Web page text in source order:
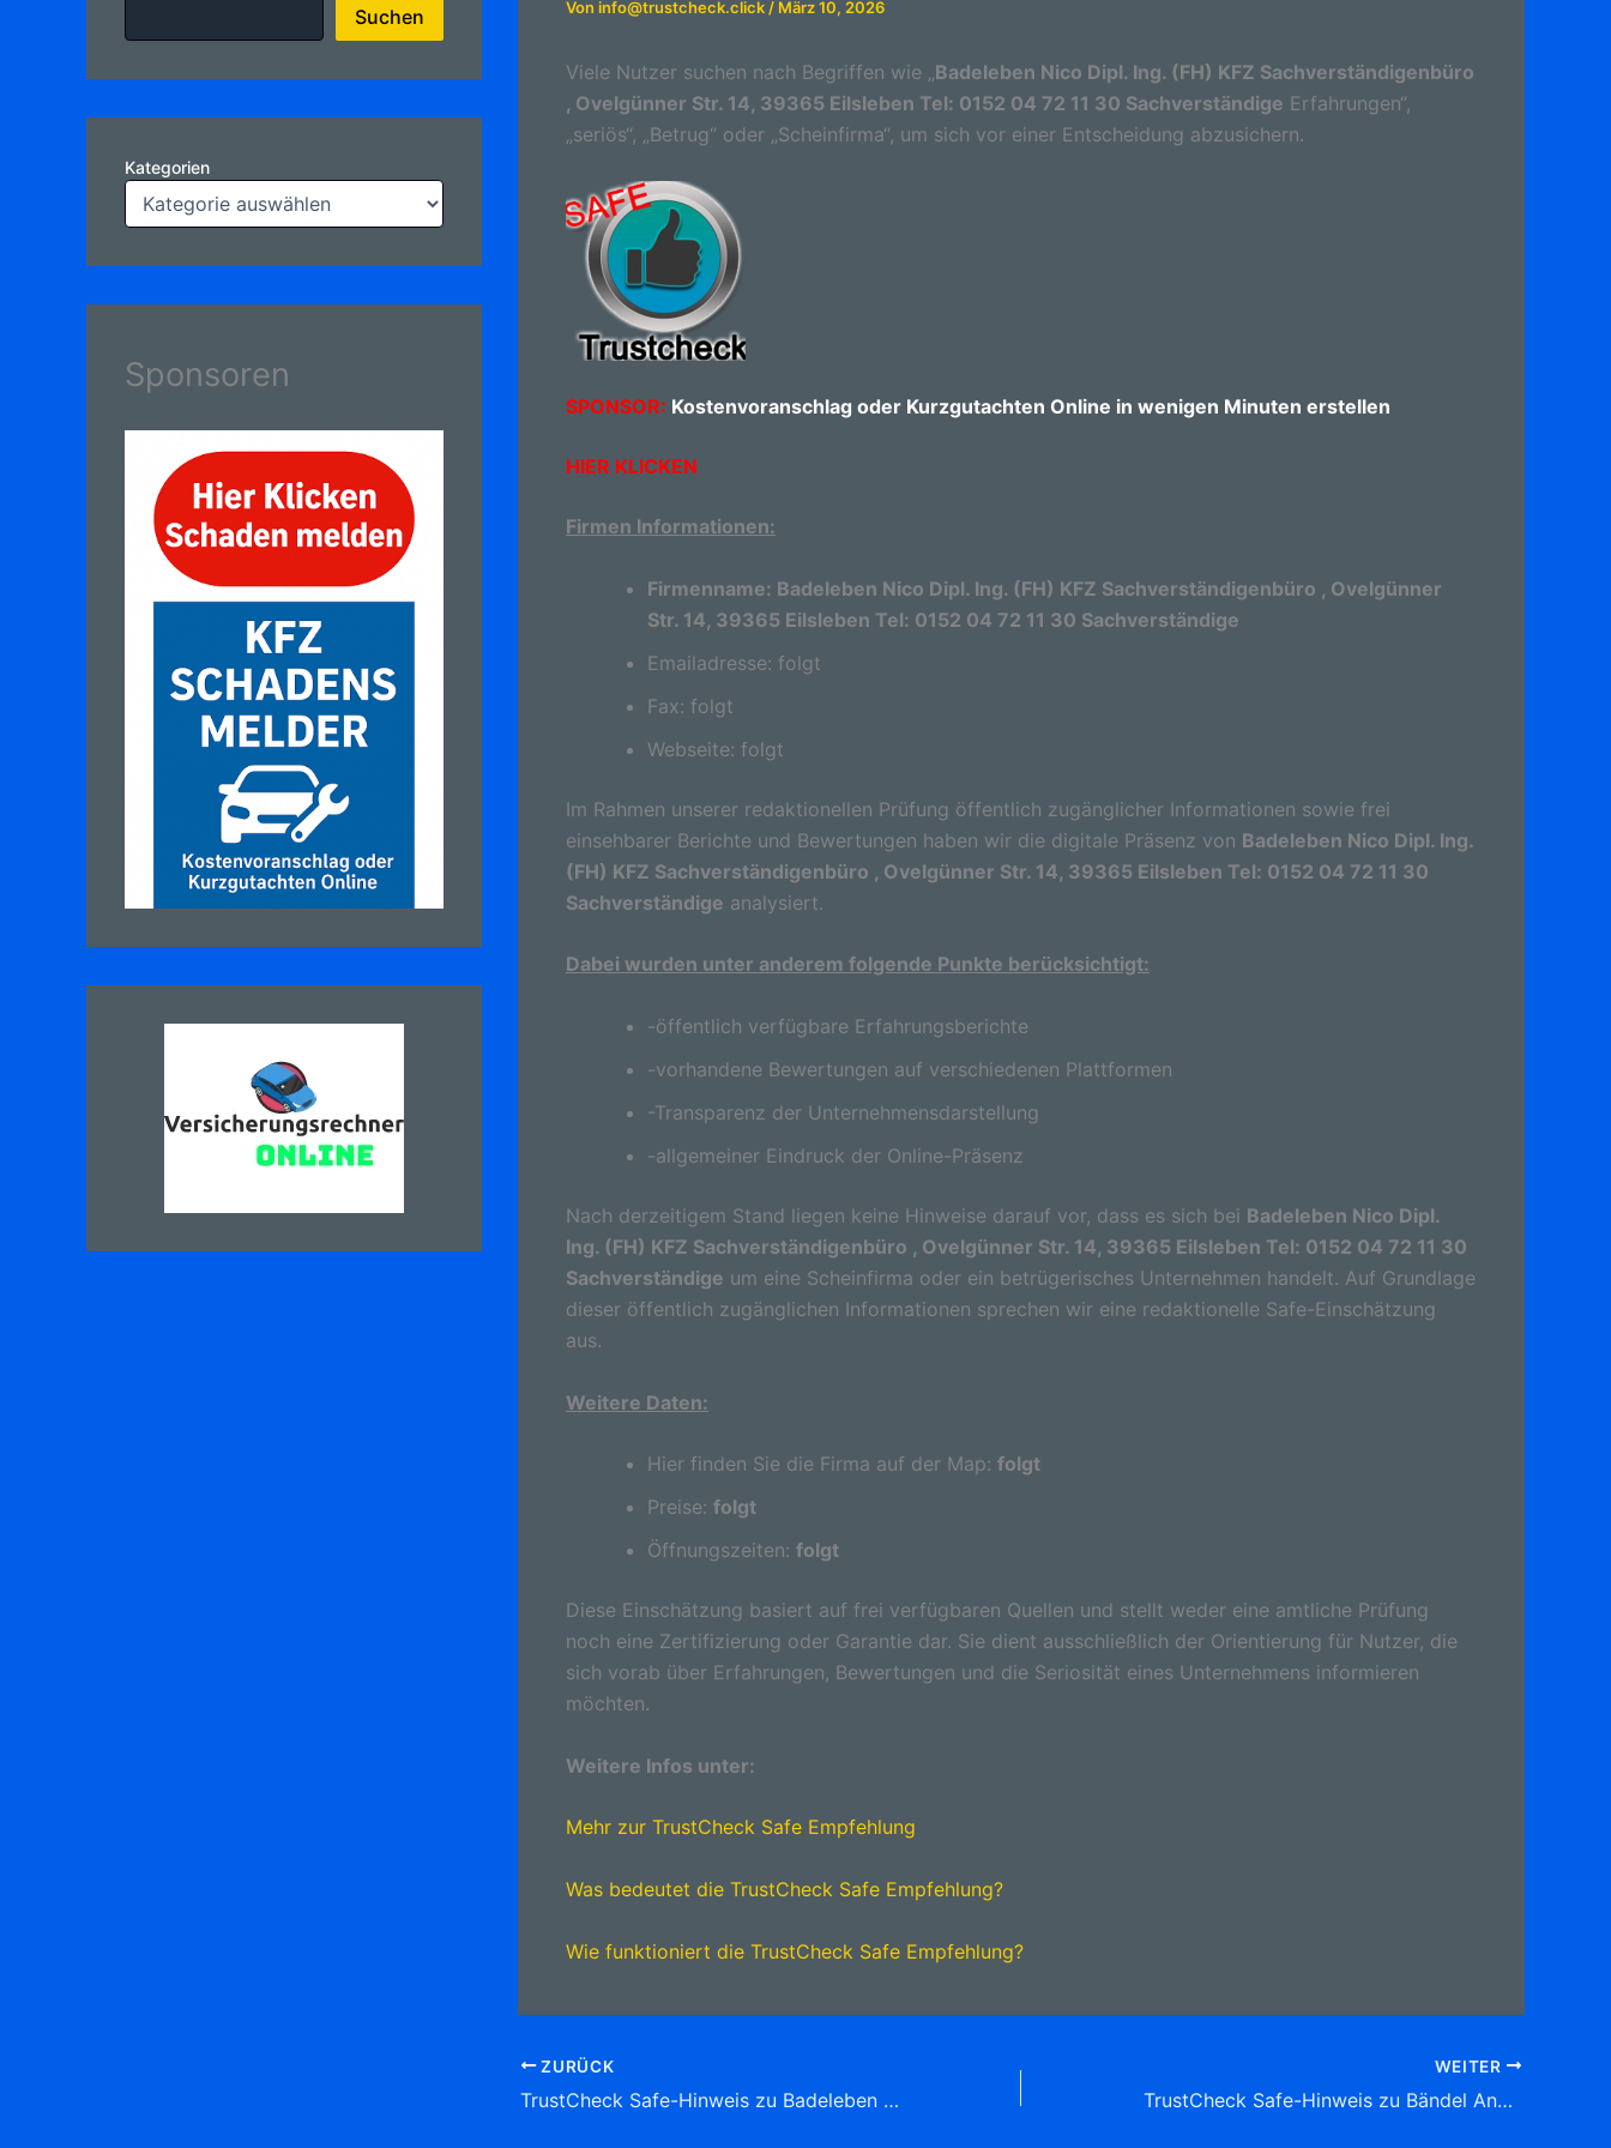
Suchen
Kategorien
Sponsoren
Von info@trustcheck.click / März 10, 2026
Viele Nutzer suchen nach Begriffen wie „Badeleben Nico Dipl. Ing. (FH) KFZ Sachverständigenbüro
, Ovelgünner Str. 14, 39365 Eilsleben Tel: 0152 04 72 11 30 Sachverständige Erfahrungen“,
„seriös“, „Betrug“ oder „Scheinfirma“, um sich vor einer Entscheidung abzusichern.
SPONSOR: Kostenvoranschlag oder Kurzgutachten Online in wenigen Minuten erstellen
HIER KLICKEN
Firmen Informationen:
Firmenname: Badeleben Nico Dipl. Ing. (FH) KFZ Sachverständigenbüro , Ovelgünner
Str. 14, 39365 Eilsleben Tel: 0152 04 72 11 30 Sachverständige
Emailadresse: folgt
Fax: folgt
Webseite: folgt
Im Rahmen unserer redaktionellen Prüfung öffentlich zugänglicher Informationen sowie frei
einsehbarer Berichte und Bewertungen haben wir die digitale Präsenz von Badeleben Nico Dipl. Ing.
(FH) KFZ Sachverständigenbüro , Ovelgünner Str. 14, 39365 Eilsleben Tel: 0152 04 72 11 30
Sachverständige analysiert.
Dabei wurden unter anderem folgende Punkte berücksichtigt:
-öffentlich verfügbare Erfahrungsberichte
-vorhandene Bewertungen auf verschiedenen Plattformen
-Transparenz der Unternehmensdarstellung
-allgemeiner Eindruck der Online-Präsenz
Nach derzeitigem Stand liegen keine Hinweise darauf vor, dass es sich bei Badeleben Nico Dipl.
Ing. (FH) KFZ Sachverständigenbüro , Ovelgünner Str. 14, 39365 Eilsleben Tel: 0152 04 72 11 30
Sachverständige um eine Scheinfirma oder ein betrügerisches Unternehmen handelt. Auf Grundlage
dieser öffentlich zugänglichen Informationen sprechen wir eine redaktionelle Safe-Einschätzung
aus.
Weitere Daten:
Hier finden Sie die Firma auf der Map: folgt
Preise: folgt
Öffnungszeiten: folgt
Diese Einschätzung basiert auf frei verfügbaren Quellen und stellt weder eine amtliche Prüfung
noch eine Zertifizierung oder Garantie dar. Sie dient ausschließlich der Orientierung für Nutzer, die
sich vorab über Erfahrungen, Bewertungen und die Seriosität eines Unternehmens informieren
möchten.
Weitere Infos unter:
Mehr zur TrustCheck Safe Empfehlung
Was bedeutet die TrustCheck Safe Empfehlung?
Wie funktioniert die TrustCheck Safe Empfehlung?
ZURÜCK
TrustCheck Safe-Hinweis zu Badeleben Karl KFZ-Sachverst. , Am Winkel 5, 39365 Eilsleben Tel: 039409 66 06 Sachverständige
WEITER
TrustCheck Safe-Hinweis zu Bändel Andreas Dipl.-Ing. KFZ-Sachverständigenbüro , Badstr. 9, (Reichental) 76593 Gernsbach Tel: 07224 6 42 71 60 Sachverständige